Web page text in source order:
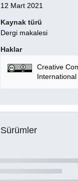
12 Mart 2021
Kaynak türü
Dergi makalesi
Haklar
Creative
International
Sürümler